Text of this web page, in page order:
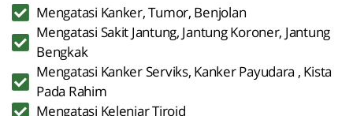
Mengatasi Kanker, Tumor, Benjolan
Mengatasi Sakit Jantung, Jantung Koroner, Jantung
Bengkak
Mengatasi Kanker Serviks, Kanker Payudara , Kista
Pada Rahim
Mengatasi Kelenjar Tiroid